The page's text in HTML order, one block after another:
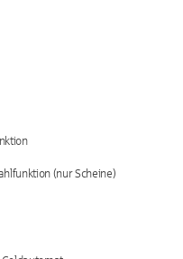
(nur Scheine)